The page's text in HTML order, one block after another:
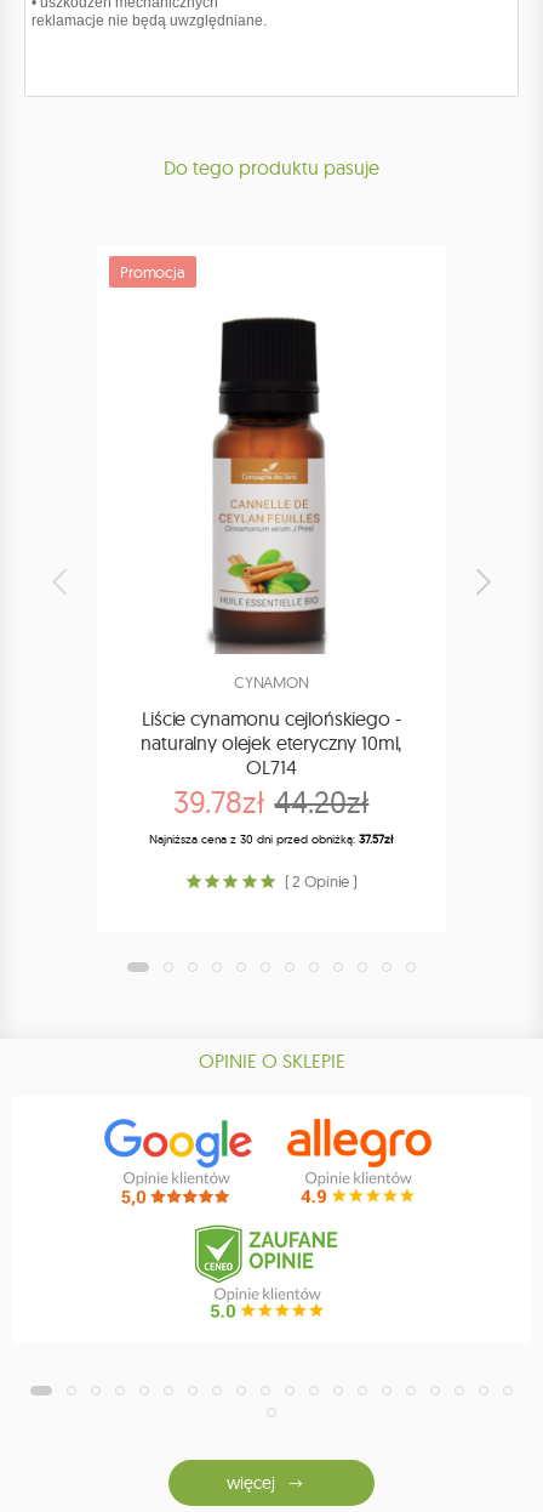
reklamacje nie będą uwzględniane.
Do tego produktu pasuje
Promocja
CYNAMON
Liście cynamonu cejlońskiego -
naturalny olejek eteryczny 10ml,
OL714
39.78zł 44.20zł
Najniższa cena z 30 dni przed obniżką: 37.57zł
( 2 Opinie )
OPINIE O SKLEPIE
więcej